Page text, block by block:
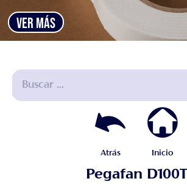
VER MÁS
Atrás Inicio
Pegafan D100T